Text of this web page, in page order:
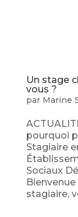
Un stage
vous ?
par Marine
pourquoi
Stagiaire
Sociaux
stagiaire,